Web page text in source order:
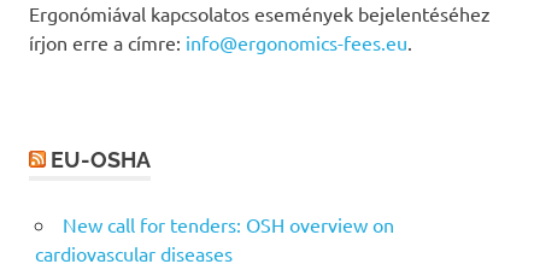
Ergonómiával kapcsolatos események bejelentéséhez
írjon erre a címre: info@ergonomics-fees.eu.
EU-OSHA
New call for tenders: OSH overview on
cardiovascular diseases